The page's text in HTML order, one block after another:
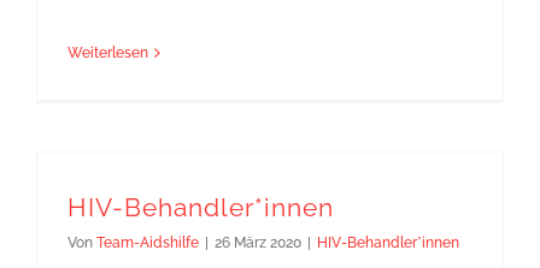
Weiterlesen
HIV-Behandler*innen
Von Team-Aidshilfe | 26 März 2020 | HIV-Behandler*innen